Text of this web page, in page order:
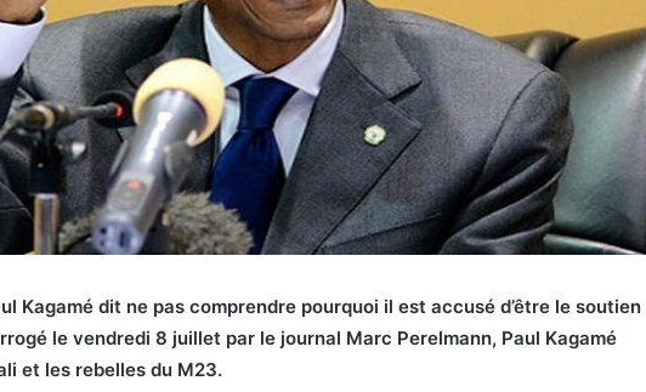
Kagamé dit ne pas comprendre pourquoi il est accusé d’être le soutien
le vendredi 8 juillet par le journal Marc Perelmann, Paul Kagamé
et les rebelles du M23.